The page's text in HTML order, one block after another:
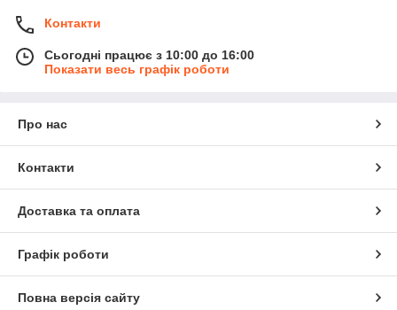
Контакти
Сьогодні працює з 10:00 до 16:00
Показати весь графік роботи
Про нас
Контакти
Доставка та оплата
Графік роботи
Повна версія сайту